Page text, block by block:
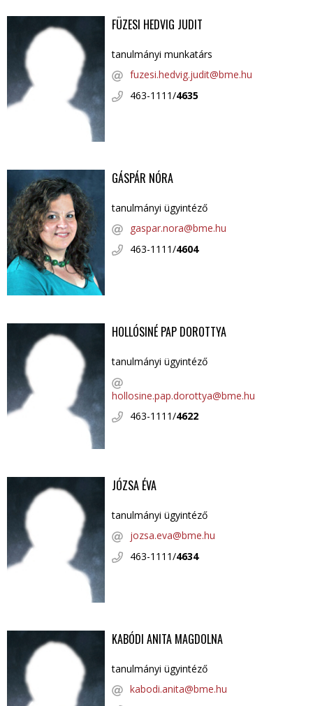
FÜZESI HEDVIG JUDIT
tanulmányi munkatárs
fuzesi.hedvig.judit@bme.hu
463-1111/4635
GÁSPÁR NÓRA
tanulmányi ügyintéző
gaspar.nora@bme.hu
463-1111/4604
HOLLÓSINÉ PAP DOROTTYA
tanulmányi ügyintéző
hollosine.pap.dorottya@bme.hu
463-1111/4622
JÓZSA ÉVA
tanulmányi ügyintéző
jozsa.eva@bme.hu
463-1111/4634
KABÓDI ANITA MAGDOLNA
tanulmányi ügyintéző
kabodi.anita@bme.hu